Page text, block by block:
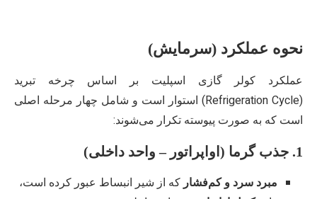
نحوه عملکرد (سرمایش)
عملکرد کولر گازی اسپلیت بر اساس چرخه تبرید
(Refrigeration Cycle) استوار است و شامل چهار مرحله اصلی
است که به صورت پیوسته تکرار می‌شوند:
1. جذب گرما (اواپراتور – واحد داخلی)
مبرد سرد و کم‌فشارکه از شیر انبساط عبور کرده است،